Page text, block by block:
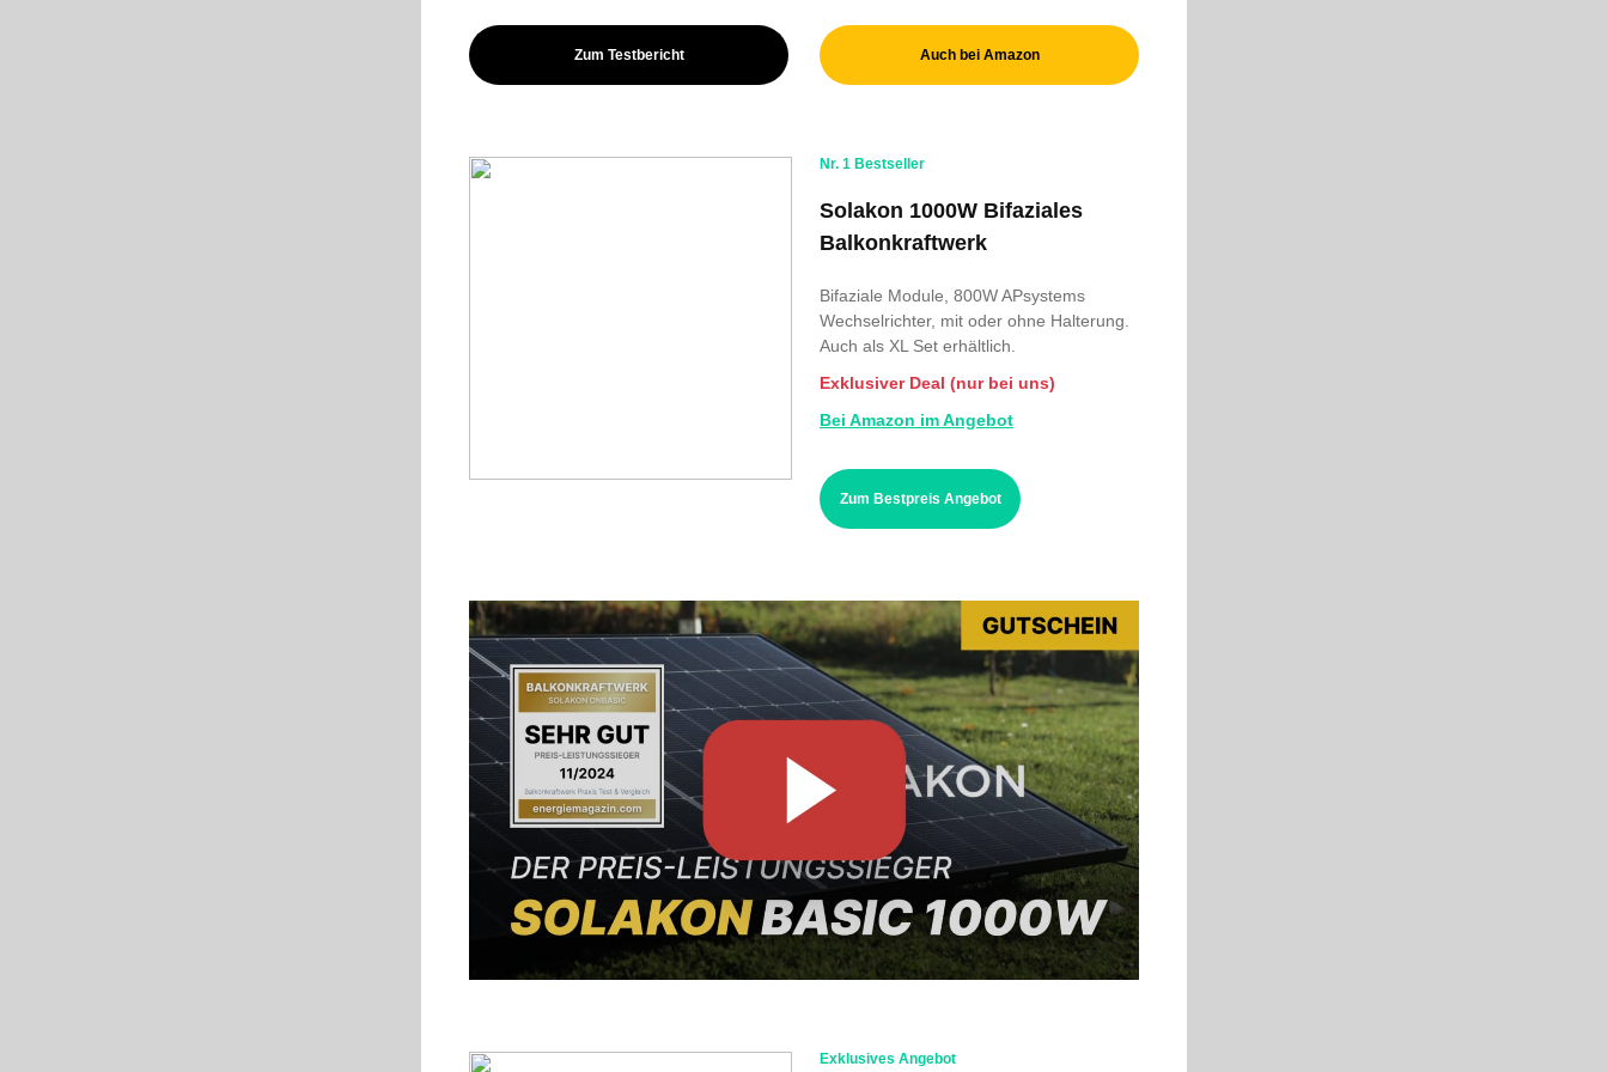
Zum Testbericht Auch bei Amazon
Nr. 1 Bestseller
Solakon 1000W Bifaziales
Balkonkraftwerk
Bifaziale Module, 800W APsystems
Wechselrichter, mit oder ohne Halterung.
Auch als XL Set erhältlich.
Exklusiver Deal (nur bei uns)
Bei Amazon im Angebot
Zum Bestpreis Angebot
Exklusives Angebot